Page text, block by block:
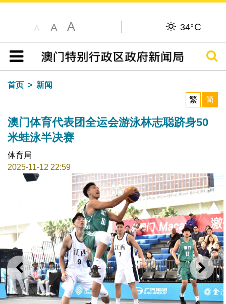
A A A 34°C
目录
搜寻
首页
新闻
繁
简
澳门体育代表团全运会游泳林志聪跻身50
米蛙泳半决赛
体育局
2025-11-12 22:59
上一则 下一